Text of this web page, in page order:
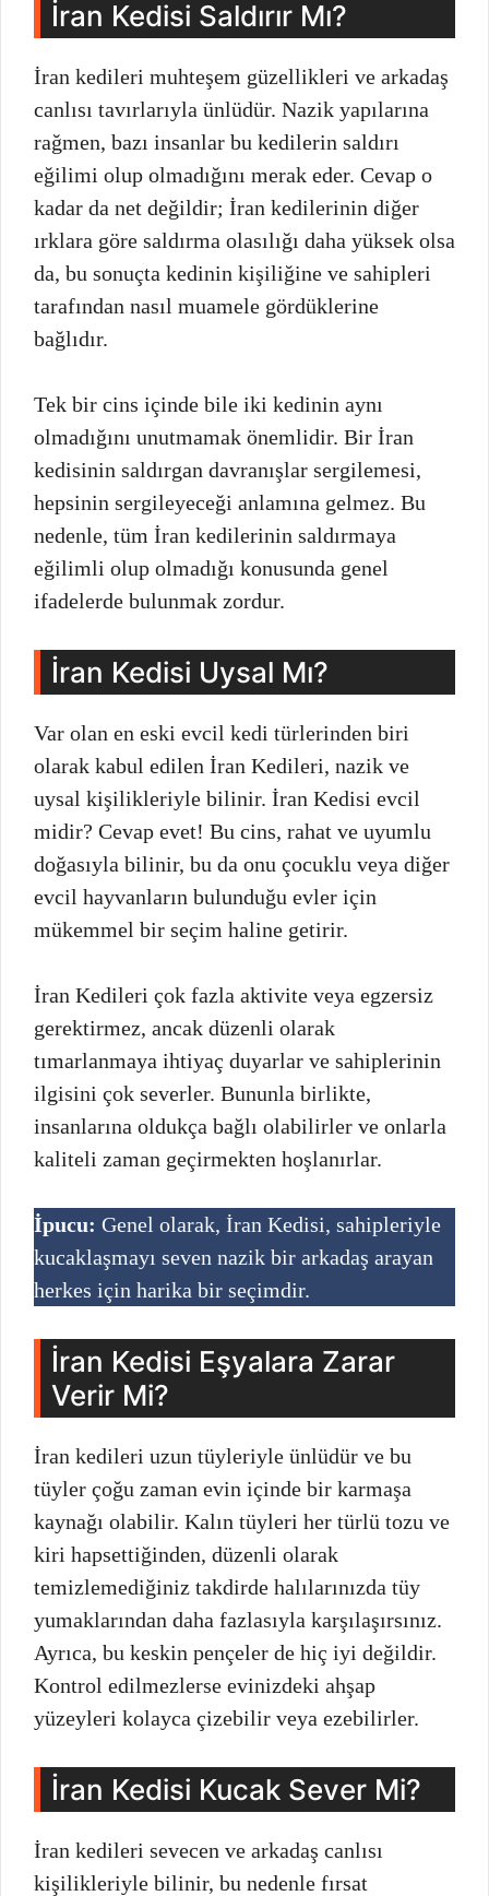
İran Kedisi Saldırır Mı?
İran kedileri muhteşem güzellikleri ve arkadaş
canlısı tavırlarıyla ünlüdür. Nazik yapılarına
rağmen, bazı insanlar bu kedilerin saldırı
eğilimi olup olmadığını merak eder. Cevap o
kadar da net değildir; İran kedilerinin diğer
ırklara göre saldırma olasılığı daha yüksek olsa
da, bu sonuçta kedinin kişiliğine ve sahipleri
tarafından nasıl muamele gördüklerine
bağlıdır.
Tek bir cins içinde bile iki kedinin aynı
olmadığını unutmamak önemlidir. Bir İran
kedisinin saldırgan davranışlar sergilemesi,
hepsinin sergileyeceği anlamına gelmez. Bu
nedenle, tüm İran kedilerinin saldırmaya
eğilimli olup olmadığı konusunda genel
ifadelerde bulunmak zordur.
İran Kedisi Uysal Mı?
Var olan en eski evcil kedi türlerinden biri
olarak kabul edilen İran Kedileri, nazik ve
uysal kişilikleriyle bilinir. İran Kedisi evcil
midir? Cevap evet! Bu cins, rahat ve uyumlu
doğasıyla bilinir, bu da onu çocuklu veya diğer
evcil hayvanların bulunduğu evler için
mükemmel bir seçim haline getirir.
İran Kedileri çok fazla aktivite veya egzersiz
gerektirmez, ancak düzenli olarak
tımarlanmaya ihtiyaç duyarlar ve sahiplerinin
ilgisini çok severler. Bununla birlikte,
insanlarına oldukça bağlı olabilirler ve onlarla
kaliteli zaman geçirmekten hoşlanırlar.
İpucu: Genel olarak, İran Kedisi, sahipleriyle
kucaklaşmayı seven nazik bir arkadaş arayan
herkes için harika bir seçimdir.
İran Kedisi Eşyalara Zarar
Verir Mi?
İran kedileri uzun tüyleriyle ünlüdür ve bu
tüyler çoğu zaman evin içinde bir karmaşa
kaynağı olabilir. Kalın tüyleri her türlü tozu ve
kiri hapsettiğinden, düzenli olarak
temizlemediğiniz takdirde halılarınızda tüy
yumaklarından daha fazlasıyla karşılaşırsınız.
Ayrıca, bu keskin pençeler de hiç iyi değildir.
Kontrol edilmezlerse evinizdeki ahşap
yüzeyleri kolayca çizebilir veya ezebilirler.
İran Kedisi Kucak Sever Mi?
İran kedileri sevecen ve arkadaş canlısı
kişilikleriyle bilinir, bu nedenle fırsat